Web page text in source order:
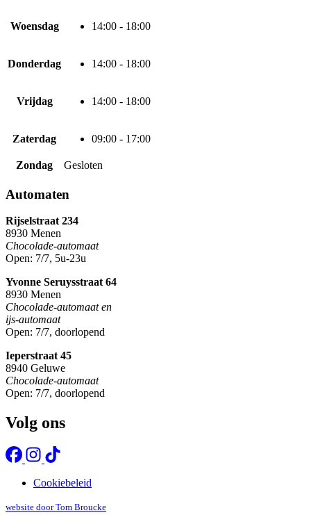
Woensdag 14:00 - 18:00
Donderdag 14:00 - 18:00
Vrijdag 14:00 - 18:00
Zaterdag 09:00 - 17:00
Zondag Gesloten
Automaten
Rijselstraat 234
8930 Menen
Chocolade-automaat
Open: 7/7, 5u-23u
Yvonne Seruysstraat 64
8930 Menen
Chocolade-automaat en
ijs-automaat
Open: 7/7, doorlopend
Ieperstraat 45
8940 Geluwe
Chocolade-automaat
Open: 7/7, doorlopend
Volg ons
Cookiebeleid
website door Tom Broucke